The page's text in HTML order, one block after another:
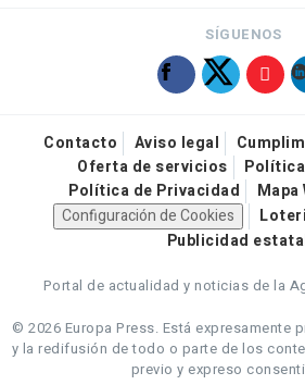
SÍGUENOS
Contacto Aviso legal
Oferta de servicios
Política de Privacidad
Mapa
Configuración de Cookies
Publicidad
Portal de actualidad y noticias de la
© 2026 Europa Press. Está expresamente
y la redifusión de todo o parte de los
previo y expreso